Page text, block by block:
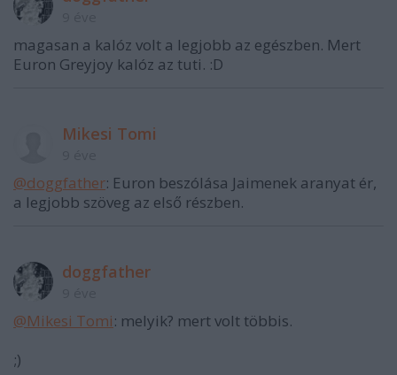
magasan a kalóz volt a legjobb az egészben. Mert
Euron Greyjoy kalóz az tuti. :D
Mikesi Tomi
@doggfather: Euron beszólása Jaimenek aranyat ér,
a legjobb szöveg az első részben.
doggfather
@Mikesi Tomi: melyik? mert volt többis.
;)